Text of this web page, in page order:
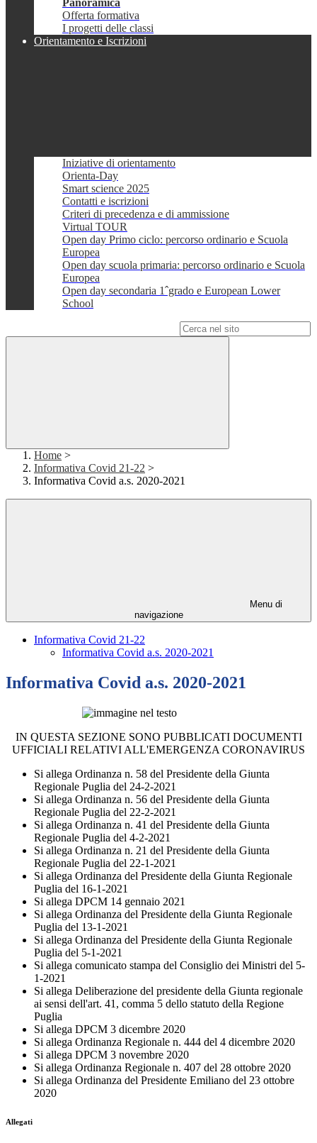
Panoramica
Offerta formativa
I progetti delle classi
Orientamento e Iscrizioni
Iniziative di orientamento
Orienta-Day
Smart science 2025
Contatti e iscrizioni
Criteri di precedenza e di ammissione
Virtual TOUR
Open day Primo ciclo: percorso ordinario e Scuola
Europea
Open day scuola primaria: percorso ordinario e Scuola
Europea
Open day secondaria 1ˆgrado e European Lower
School
Home >
Informativa Covid 21-22 >
Informativa Covid a.s. 2020-2021
Menu di
navigazione
Informativa Covid 21-22
Informativa Covid a.s. 2020-2021
Informativa Covid a.s. 2020-2021
IN QUESTA SEZIONE SONO PUBBLICATI DOCUMENTI
UFFICIALI RELATIVI ALL'EMERGENZA CORONAVIRUS
Si allega Ordinanza n. 58 del Presidente della Giunta
Regionale Puglia del 24-2-2021
Si allega Ordinanza n. 56 del Presidente della Giunta
Regionale Puglia del 22-2-2021
Si allega Ordinanza n. 41 del Presidente della Giunta
Regionale Puglia del 4-2-2021
Si allega Ordinanza n. 21 del Presidente della Giunta
Regionale Puglia del 22-1-2021
Si allega Ordinanza del Presidente della Giunta Regionale
Puglia del 16-1-2021
Si allega DPCM 14 gennaio 2021
Si allega Ordinanza del Presidente della Giunta Regionale
Puglia del 13-1-2021
Si allega Ordinanza del Presidente della Giunta Regionale
Puglia del 5-1-2021
Si allega comunicato stampa del Consiglio dei Ministri del 5-
1-2021
Si allega Deliberazione del presidente della Giunta regionale
ai sensi dell'art. 41, comma 5 dello statuto della Regione
Puglia
Si allega DPCM 3 dicembre 2020
Si allega Ordinanza Regionale n. 444 del 4 dicembre 2020
Si allega DPCM 3 novembre 2020
Si allega Ordinanza Regionale n. 407 del 28 ottobre 2020
Si allega Ordinanza del Presidente Emiliano del 23 ottobre
2020
Allegati